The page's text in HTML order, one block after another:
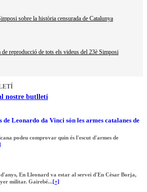
sobre la història censurada de Catalunya
de reproducció de tots els videus del 23è Simposi
nostre butlletí
de Leonardo da Vinci són les armes catalanes de
podeu comprovar quin és l'escut d'armes de
En Lleonard va estar al servei d'En Cèsar Borja,
militar. Gairebé...[+]